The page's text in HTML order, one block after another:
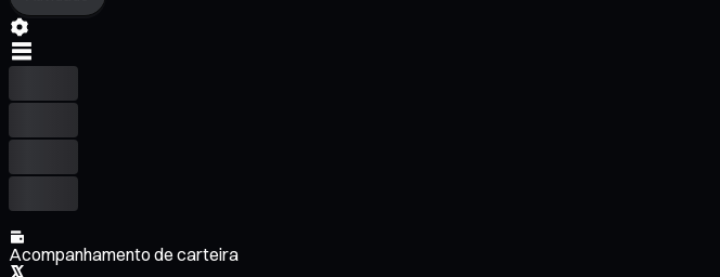
Acompanhamento de carteira